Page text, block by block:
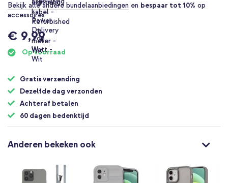
Bekijk alle andere bundelaanbiedingen en bespaar tot 10% op
accessoires
€ 9,99
Op voorraad
Gratis verzending
Dezelfde dag verzonden
Achteraf betalen
60 dagen bedenktijd
Anderen bekeken ook